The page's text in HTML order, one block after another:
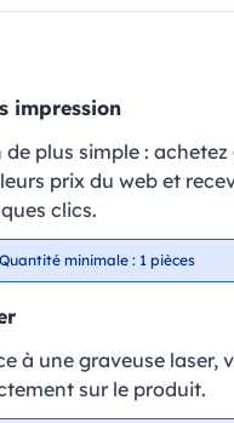
impression
de plus simple :
prix du web et
clics.
Quantité minimale : 1 pièces
à une graveuse laser,
sur le produit.